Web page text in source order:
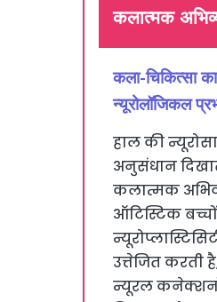
कलात्मक
कला-चिकित्सा का
न्यूरोलॉजिकल
हाल की
अनुसंधान
कलात्मक
ऑटिस्टिक
उत्तेजित करती
न्यूरल